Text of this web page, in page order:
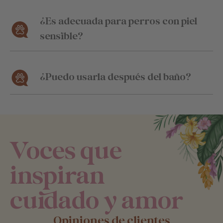
¿Es adecuada para perros con piel
sensible?
¿Puedo usarla después del baño?
Voces que
inspiran
cuidado y amor